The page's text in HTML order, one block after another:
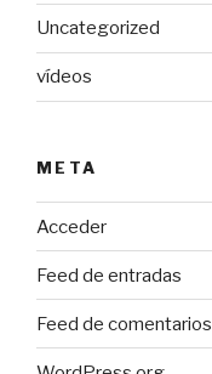
Uncategorized
vídeos
META
Acceder
Feed de entradas
Feed de comentarios